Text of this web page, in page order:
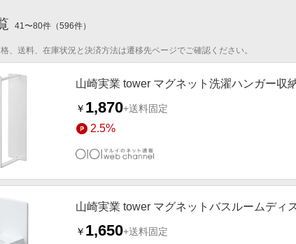
41〜80件 （596件）
、送料、在庫状況と決済方法は遷移先ページでご確認ください。
山崎実業 tower マグネット洗濯ハンガー収
￥ 1,870+送料固定
2.5%
山崎実業 tower マグネットバスルームディ
￥ 1,650+送料固定